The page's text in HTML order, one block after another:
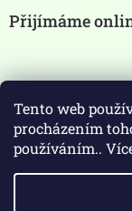
Tento web
procházením
používáním..
Přijímáme
Zákaz prodeje
nápojů osobám